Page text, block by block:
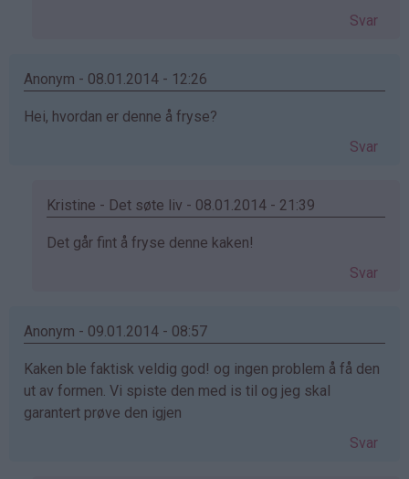
(ikke
Svar
Anonym - 08.01.2014 - 12:26
Hei, hvordan er denne å fryse?
Svar
Kristine - Det søte liv - 08.01.2014 - 21:39
Som
Anonym
bekreftet)
Det går fint å fryse denne kaken!
Svar
Anonym - 09.01.2014 - 08:57
Kaken ble faktisk veldig god! og ingen problem å få den
ut av formen. Vi spiste den med is til og jeg skal
garantert prøve den igjen
Svar